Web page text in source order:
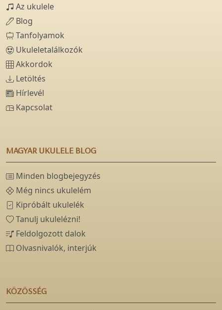
Az ukulele
Blog
Tanfolyamok
Ukuleletalálkozók
Akkordok
Letöltés
Hírlevél
Kapcsolat
MAGYAR UKULELE BLOG
Minden blogbejegyzés
Még nincs ukulelém
Kipróbált ukulelék
Tanulj ukulelézni!
Feldolgozott dalok
Olvasnivalók, interjúk
KÖZÖSSÉG